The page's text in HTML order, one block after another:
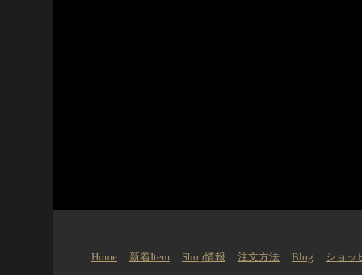
Home 新着Item Shop情報 注文方法 Blog
ショッ